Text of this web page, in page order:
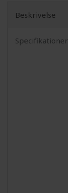
Beskrivelse
Specifikationer